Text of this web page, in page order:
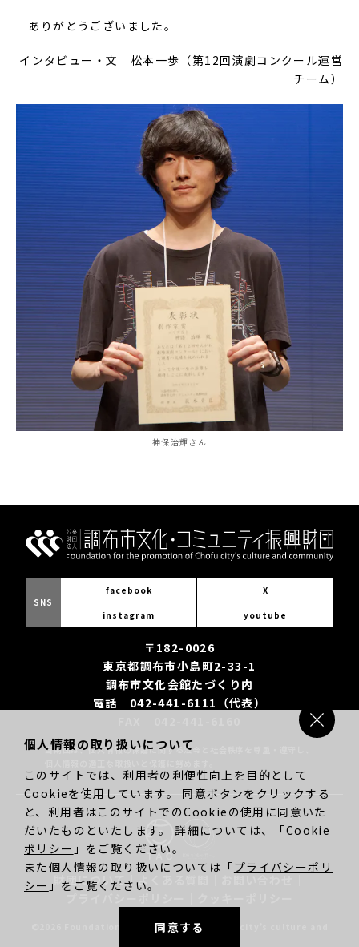
―ありがとうございました。
インタビュー・文 松本一歩（第12回演劇コンクール運営
チーム）
神保治輝さん
SNS
facebook X
instagram youtube
〒182-0026
東京都調布市小島町2-33-1
調布市文化会館たづくり内
電話 042-441-6111（代表）
当財団は、個人情報の保護に関する法令と社会秩序を尊重・遵守し、
財団について｜よくある質問
©2026 Foundation for promotion of Chofu city’s culture and
個人情報の取り扱いについて
このサイトでは、利用者の利便性向上を目的として
Cookieを使用しています。 同意ボタンをクリックする
と、利用者はこのサイトでのCookieの使用に同意いた
だいたものといたします。 詳細については、「Cookie
ポリシー 」をご覧ください。
また個人情報の取り扱いについては「プライバシーポリ
シー 」をご覧ください。
同意する